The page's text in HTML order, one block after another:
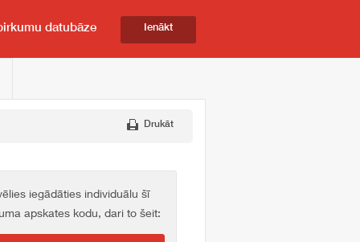
datubāze Ienākt
Drukāt
iegādāties individuālu šī
apskates kodu, dari to šeit: